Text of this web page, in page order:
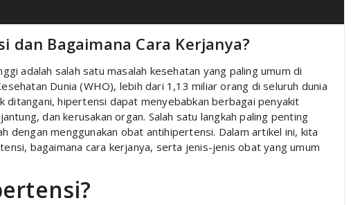
Bagaimana Cara Kerjanya?
adalah salah satu masalah kesehatan yang paling umum di
Dunia (WHO), lebih dari 1,13 miliar orang di seluruh dunia
ditangani, hipertensi dapat menyebabkan berbagai penyakit
dan kerusakan organ. Salah satu langkah paling penting
dengan menggunakan obat antihipertensi. Dalam artikel ini, kita
bagaimana cara kerjanya, serta jenis-jenis obat yang umum